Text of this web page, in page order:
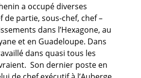
a occupé diverses
de partie, sous-chef, chef –
dans l’Hexagone, au
et en Guadeloupe. Dans
dans quasi tous les
Son dernier poste en